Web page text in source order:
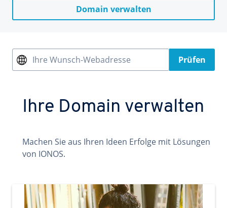
Domain verwalten
Ihre Wunsch-Webadresse Prüfen
Ihre Domain verwalten
Machen Sie aus Ihren Ideen Erfolge mit Lösungen
von IONOS.